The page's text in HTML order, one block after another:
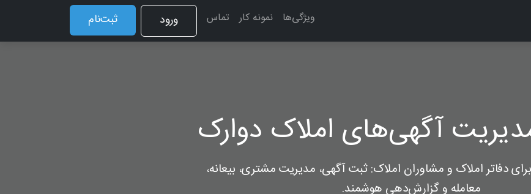
ویژگی‌ها نمونه کار تماس ورود ثبت‌نام
آگهی‌های املاک دوارک
برای دفاتر املاک و مشاوران املاک: ثبت آگهی، مدیریت مشتری، بیعانه،
معامله و گزارش‌دهی هوشمند.